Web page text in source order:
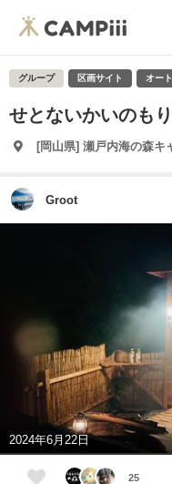
グループ 区画サイト オー
せとないかいのもり
[岡山県] 瀬戸内海の森キ
Groot
2024年6月22日
25